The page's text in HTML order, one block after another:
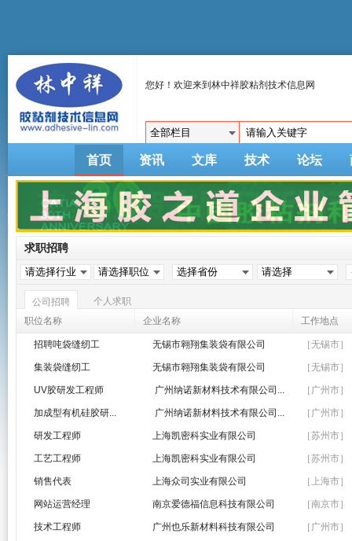
您好！欢迎来到林中祥胶粘剂技术信息网
首页 资讯 文库 技术 论坛
求职招聘
公司招聘
个人求职
职位名称
企业名称 工作地点
招聘吨袋缝纫工 无锡市翱翔集装袋有限公司 ［无锡市］
集装袋缝纫工 无锡市翱翔集装袋有限公司 ［无锡市］
UV胶研发工程师 广州纳诺新材料技术有限公司... ［广州市］
加成型有机硅胶研... 广州纳诺新材料技术有限公司... ［广州市］
研发工程师 上海凯密科实业有限公司 ［苏州市］
工艺工程师 上海凯密科实业有限公司 ［苏州市］
销售代表 上海众司实业有限公司 ［上海市］
网站运营经理 南京爱德福信息科技有限公司 ［南京市］
技术工程师 广州也乐新材料科技有限公司 ［广州市］